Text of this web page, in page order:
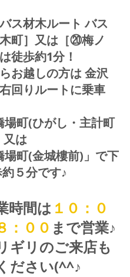
ス材木ルート バス
町］又は［⑳梅ノ
徒歩約1分！
お越しの方は 金沢
回りルートに乗車
場町(ひがし・主計町
又は
場町(金城樓前)」で下
５分です♪
時間は １０：０
：００ まで営業♪
ギリのご来店も
ださい(^^♪